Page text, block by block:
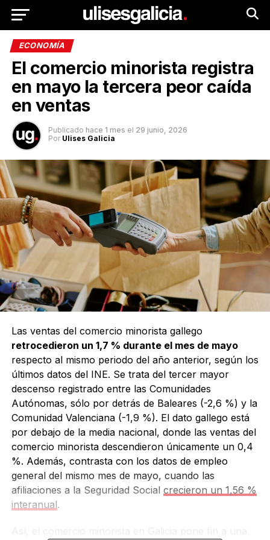
ECONOMÍA
El comercio minorista registra
en mayo la tercera peor caída
en ventas
Publicado hace 1 mes el 29 junio, 2026
Por Ulises Galicia
Las ventas del comercio minorista gallego
retrocedieron un 1,7 % durante el mes de mayo
respecto al mismo periodo del año anterior, según los
últimos datos del INE. Se trata del tercer mayor
descenso registrado entre las Comunidades
Autónomas, sólo por detrás de Baleares (-2,6 %) y la
Comunidad Valenciana (-1,9 %). El dato gallego está
por debajo de la media nacional, donde las ventas del
comercio minorista descendieron únicamente un 0,4
%. Además, contrasta con los datos de empleo
general del mismo mes de mayo, cuando las
afiliaciones a la Seguridad Social crecieron un 1,56 %
interanual.